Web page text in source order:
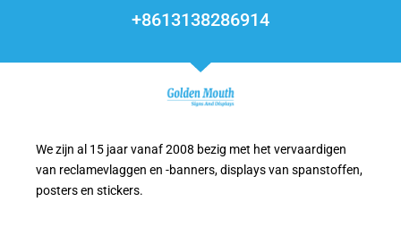
+8613138286914
We zijn al 15 jaar vanaf 2008 bezig met het vervaardigen
van reclamevlaggen en -banners, displays van spanstoffen,
posters en stickers.